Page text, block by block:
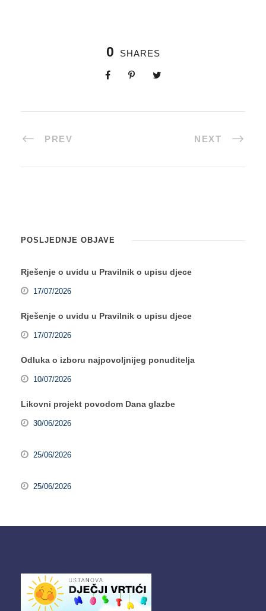
0 SHARES
PREV NEXT
POSLJEDNJE OBJAVE
Rješenje o uvidu u Pravilnik o upisu djece
17/07/2026
Rješenje o uvidu u Pravilnik o upisu djece
17/07/2026
Odluka o izboru najpovoljnijeg ponuditelja
10/07/2026
Likovni projekt povodom Dana glazbe
30/06/2026
25/06/2026
25/06/2026